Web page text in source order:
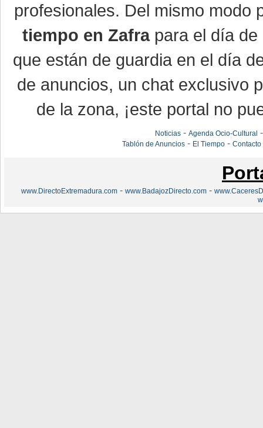
profesionales. Del mismo modo
tiempo en Zafrapara el día de
que están de guardia en el día
de anuncios, un chat exclusivo
de la zona, ¡este portal no
Noticias- Agenda Ocio-Cultural
Tablón de Anuncios- El Tiempo- Contacto
www.DirectoExtremadura.com - www.BadajozDirecto.com -